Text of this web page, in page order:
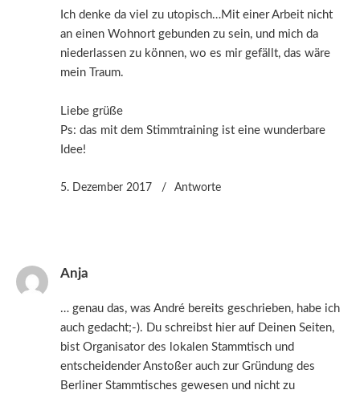
Ich denke da viel zu utopisch…Mit einer Arbeit nicht
an einen Wohnort gebunden zu sein, und mich da
niederlassen zu können, wo es mir gefällt, das wäre
mein Traum.
Liebe grüße
Ps: das mit dem Stimmtraining ist eine wunderbare
Idee!
5. Dezember 2017 Antworte
Anja
… genau das, was André bereits geschrieben, habe ich
auch gedacht;-). Du schreibst hier auf Deinen Seiten,
bist Organisator des lokalen Stammtisch und
entscheidender Anstoßer auch zur Gründung des
Berliner Stammtisches gewesen und nicht zu